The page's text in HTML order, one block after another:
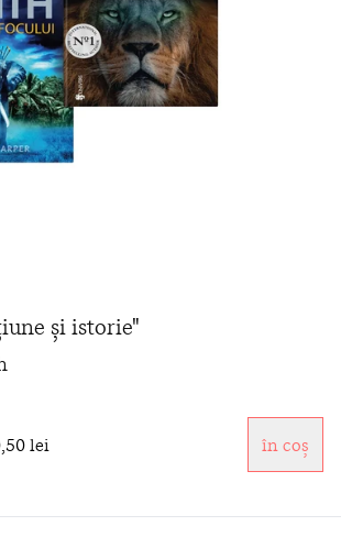
și istorie"
lei în coș